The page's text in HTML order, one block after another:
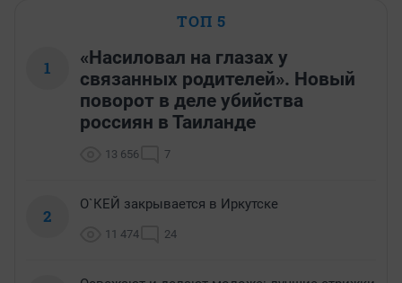
ТОП 5
1
«Насиловал на глазах у
связанных родителей». Новый
поворот в деле убийства
россиян в Таиланде
13 656 7
2
О`КЕЙ закрывается в Иркутске
11 474 24